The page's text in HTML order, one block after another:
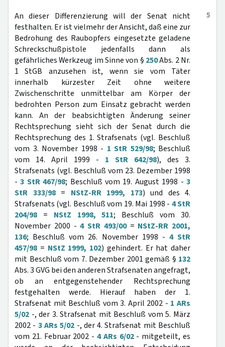
5
An dieser Differenzierung will der Senat nicht
festhalten. Er ist vielmehr der Ansicht, daß eine zur
Bedrohung des Raubopfers eingesetzte geladene
Schreckschußpistole jedenfalls dann als
gefährliches Werkzeug im Sinne von § 250Abs. 2 Nr.
1 StGB anzusehen ist, wenn sie vom Täter
innerhalb kürzester Zeit ohne weitere
Zwischenschritte unmittelbar am Körper der
bedrohten Person zum Einsatz gebracht werden
kann. An der beabsichtigten Änderung seiner
Rechtsprechung sieht sich der Senat durch die
Rechtsprechung des 1. Strafsenats (vgl. Beschluß
vom 3. November 1998 - 1 StR 529/98; Beschluß
vom 14. April 1999 - 1 StR 642/98), des 3.
Strafsenats (vgl. Beschluß vom 23. Dezember 1998
-3 StR 467/98; Beschluß vom 19. August 1998 -3
StR 333/98= NStZ-RR 1999, 173) und des 4.
Strafsenats (vgl. Beschluß vom 19. Mai 1998 - 4 StR
204/98 = NStZ 1998, 511; Beschluß vom 30.
November 2000 -4 StR 493/00= NStZ-RR 2001,
136; Beschluß vom 26. November 1998 - 4 StR
457/98 = NStZ 1999, 102) gehindert. Er hat daher
mit Beschluß vom 7. Dezember 2001 gemäß § 132
Abs. 3 GVG bei den anderen Strafsenaten angefragt,
ob an entgegenstehender Rechtsprechung
festgehalten werde. Hierauf haben der 1.
Strafsenat mit Beschluß vom 3. April 2002 - 1 ARs
5/02 -, der 3. Strafsenat mit Beschluß vom 5. März
2002 - 3 ARs 5/02 -, der 4. Strafsenat mit Beschluß
vom 21. Februar 2002 - 4 ARs 6/02- mitgeteilt, es